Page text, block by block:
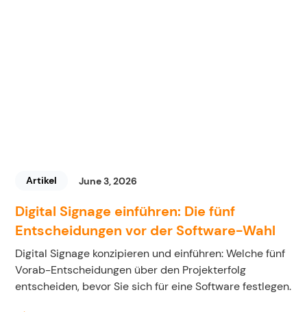
Artikel June 3, 2026
Digital Signage einführen: Die fünf
Entscheidungen vor der Software-Wahl
Digital Signage konzipieren und einführen: Welche fünf
Vorab-Entscheidungen über den Projekterfolg
entscheiden, bevor Sie sich für eine Software festlegen.